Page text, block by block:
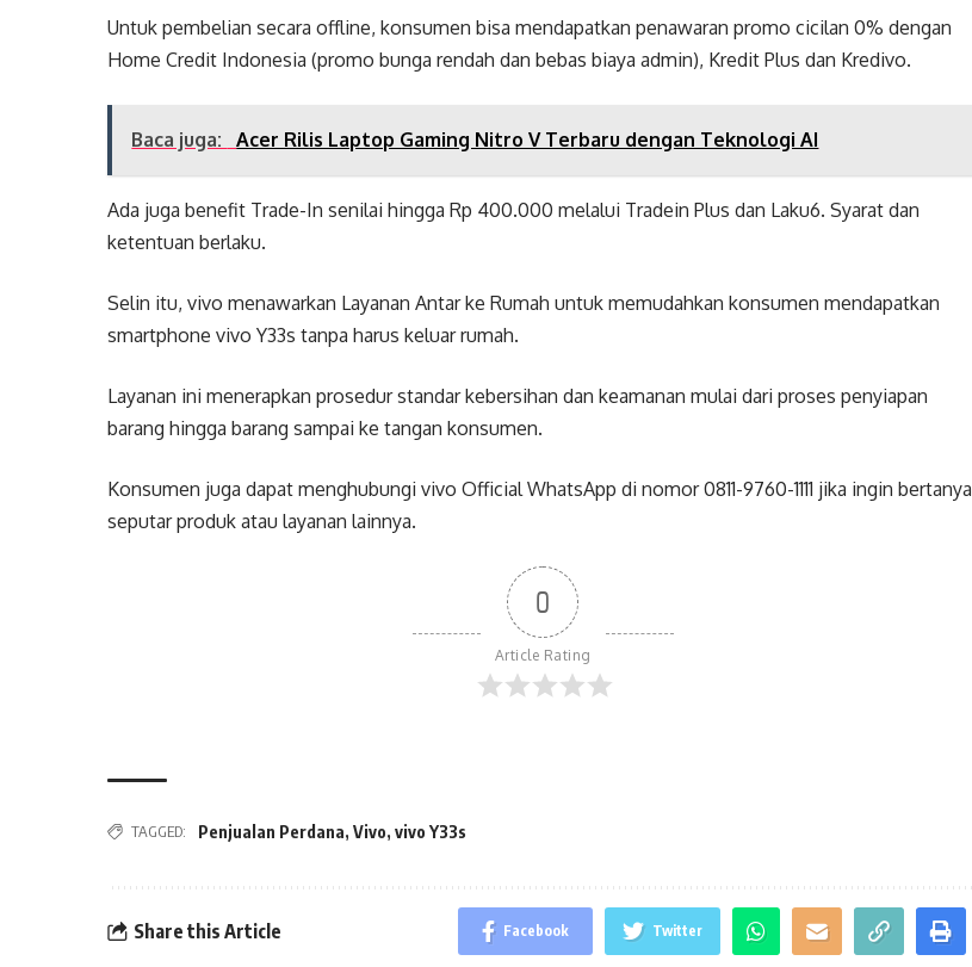
Untuk pembelian secara offline, konsumen bisa mendapatkan penawaran promo cicilan 0% dengan
Home Credit Indonesia (promo bunga rendah dan bebas biaya admin), Kredit Plus dan Kredivo.
Baca juga: Acer Rilis Laptop Gaming Nitro V Terbaru dengan Teknologi AI
Ada juga benefit Trade-In senilai hingga Rp 400.000 melalui Tradein Plus dan Laku6. Syarat dan
ketentuan berlaku.
Selin itu, vivo menawarkan Layanan Antar ke Rumah untuk memudahkan konsumen mendapatkan
smartphone vivo Y33s tanpa harus keluar rumah.
Layanan ini menerapkan prosedur standar kebersihan dan keamanan mulai dari proses penyiapan
barang hingga barang sampai ke tangan konsumen.
Konsumen juga dapat menghubungi vivo Official WhatsApp di nomor 0811-9760-1111 jika ingin bertanya
seputar produk atau layanan lainnya.
0
Article Rating
TAGGED: Penjualan Perdana,Vivo,vivo Y33s
Share this Article Facebook Twitter